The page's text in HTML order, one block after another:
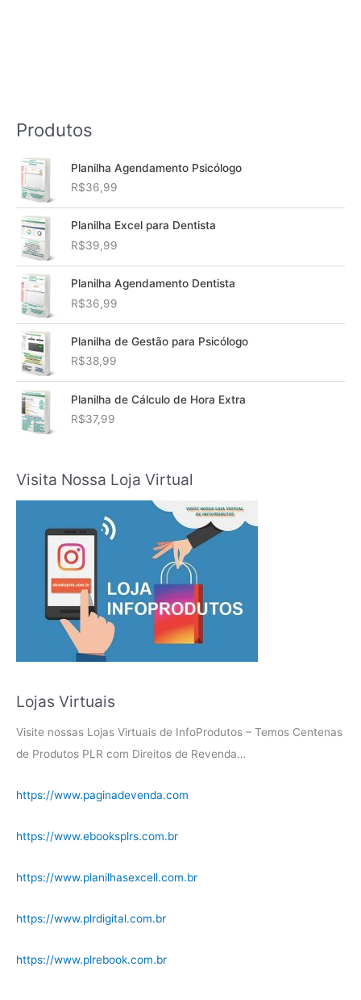
Produtos
Planilha Agendamento Psicólogo
R$36,99
Planilha Excel para Dentista
R$39,99
Planilha Agendamento Dentista
R$36,99
Planilha de Gestão para Psicólogo
R$38,99
Planilha de Cálculo de Hora Extra
R$37,99
Visita Nossa Loja Virtual
Lojas Virtuais
Visite nossas Lojas Virtuais de InfoProdutos – Temos Centenas
de Produtos PLR com Direitos de Revenda…
https://www.paginadevenda.com
https://www.ebooksplrs.com.br
https://www.planilhasexcell.com.br
https://www.plrdigital.com.br
https://www.plrebook.com.br